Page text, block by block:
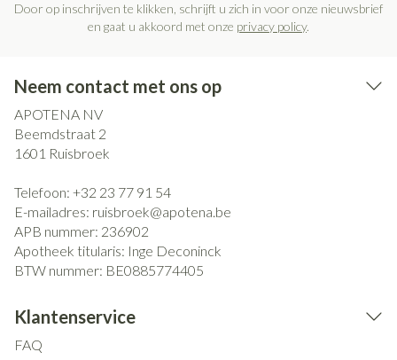
Door op inschrijven te klikken, schrijft u zich in voor onze nieuwsbrief
en gaat u akkoord met onze privacy policy.
Neem contact met ons op
APOTENA NV
Beemdstraat 2
1601 Ruisbroek
Telefoon: +32 23 77 91 54
E-mailadres: ruisbroek@apotena.be
APB nummer: 236902
Apotheek titularis: Inge Deconinck
BTW nummer: BE0885774405
Klantenservice
FAQ